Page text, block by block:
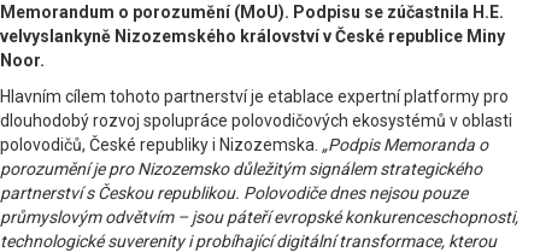
Memorandum o porozumění (MoU). Podpisu se zúčastnila H.E.
velvyslankyně Nizozemského království v České republice Miny
Noor.
Hlavním cílem tohoto partnerství je etablace expertní platformy pro
dlouhodobý rozvoj spolupráce polovodičových ekosystémů v oblasti
polovodičů, České republiky i Nizozemska. „Podpis Memoranda o
porozumění je pro Nizozemsko důležitým signálem strategického
partnerství s Českou republikou. Polovodiče dnes nejsou pouze
průmyslovým odvětvím – jsou páteří evropské konkurenceschopnosti,
technologické suverenity i probíhající digitální transformace, kterou